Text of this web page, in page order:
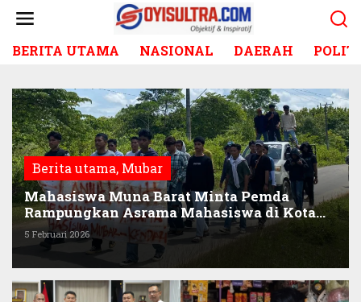
BERITA UTAMA NASIONAL DAERAH
Berita utama, Mubar
Mahasiswa Muna Barat Minta Pemda
Rampungkan Asrama Mahasiswa di Kota
Kendari
5 Februari 2026